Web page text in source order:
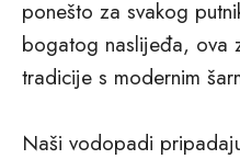
ponešto za svakog
bogatog naslijeđa, ova
tradicije s modernim
Naši vodopadi